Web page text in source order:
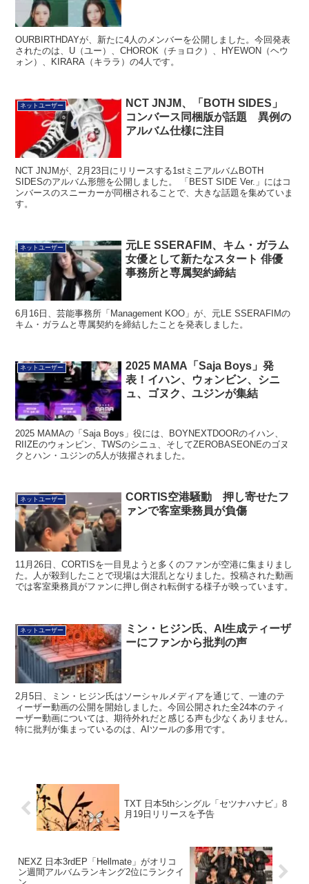
OURBIRTHDAYが、新たに4人のメンバーを公開しました。今回発表
されたのは、U（ユー）、CHOROK（チョロク）、HYEWON（ヘウ
ォン）、KIRARA（キララ）の4人です。
ネットユーザー
NCT JNJM、「BOTH SIDES」
コンバース同梱版が話題 異例の
アルバム仕様に注目
NCT JNJMが、2月23日にリリースする1stミニアルバムBOTH
SIDESのアルバム形態を公開しました。 「BEST SIDE Ver.」にはコ
ンバースのスニーカーが同梱されることで、大きな話題を集めていま
す。
ネットユーザー
元LE SSERAFIM、キム・ガラム
女優として新たなスタート 俳優
事務所と専属契約締結
6月16日、芸能事務所「Management KOO」が、元LE SSERAFIMの
キム・ガラムと専属契約を締結したことを発表しました。
ネットユーザー
2025 MAMA「Saja Boys」発
表！イハン、ウォンビン、シニ
ュ、ゴヌク、ユジンが集結
2025 MAMAの「Saja Boys」役には、BOYNEXTDOORのイハン、
RIIZEのウォンビン、TWSのシニュ、そしてZEROBASEONEのゴヌ
クとハン・ユジンの5人が抜擢されました。
ネットユーザー
CORTIS空港騒動 押し寄せたフ
ァンで客室乗務員が負傷
11月26日、CORTISを一目見ようと多くのファンが空港に集まりまし
た。人が殺到したことで現場は大混乱となりました。投稿された動画
では客室乗務員がファンに押し倒され転倒する様子が映っています。
ネットユーザー
ミン・ヒジン氏、AI生成ティーザ
ーにファンから批判の声
2月5日、ミン・ヒジン氏はソーシャルメディアを通じて、一連のテ
ィーザー動画の公開を開始しました。今回公開された全24本のティ
ーザー動画については、期待外れだと感じる声も少なくありません。
特に批判が集まっているのは、AIツールの多用です。
TXT 日本5thシングル「セツナハナビ」8
月19日リリースを予告
NEXZ 日本3rdEP「Hellmate」がオリコ
ン週間アルバムランキング2位にランクイ